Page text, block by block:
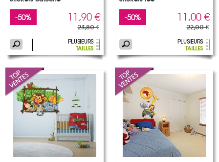
-50% 11,90 €
23,80 €
-50% 11,00 €
22,00 €